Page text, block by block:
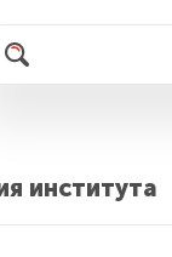
института